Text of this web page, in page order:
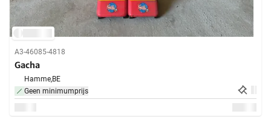
A3-46085-4818
Gacha
Hamme,BE
Geen minimumprijs